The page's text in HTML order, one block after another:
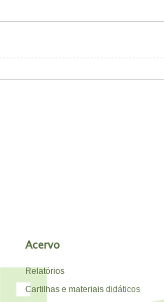
Acervo
Relatórios
Cartilhas e materiais didáticos